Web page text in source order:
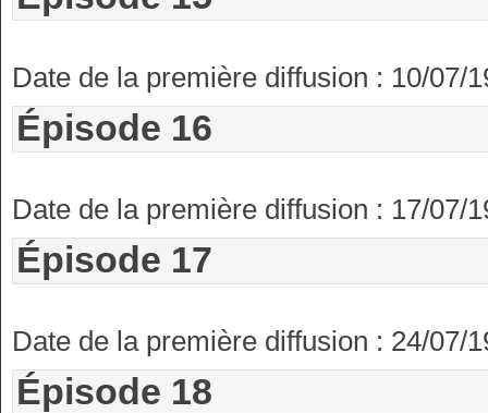
Date de la première diffusion : 10/07/
Épisode 16
Date de la première diffusion : 17/07/
Épisode 17
Date de la première diffusion : 24/07/
Épisode 18